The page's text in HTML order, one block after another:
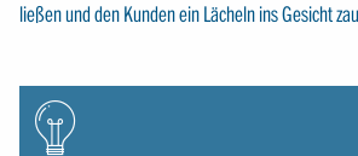
ließen und den Kunden ein Lächeln ins Gesicht
Icon:
gluehbirne